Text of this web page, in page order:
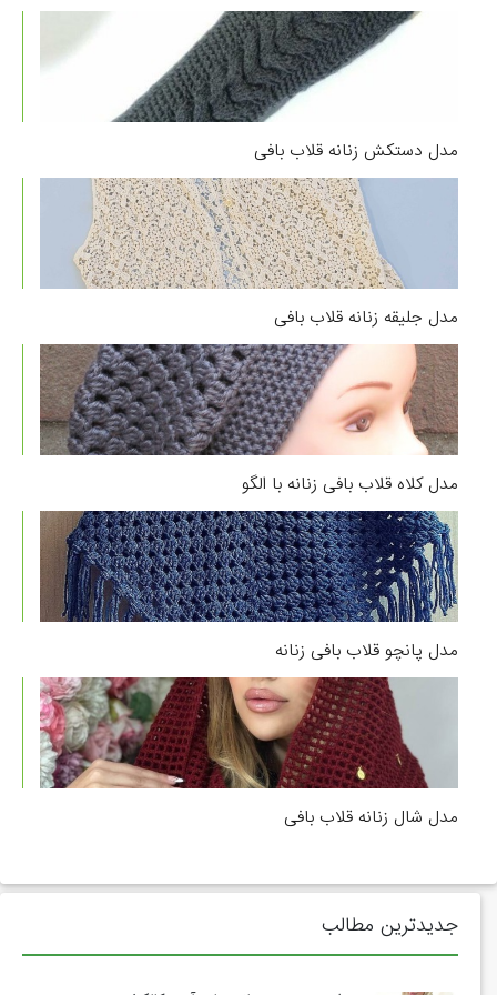
مدل دستکش زنانه قلاب بافی
مدل جلیقه زنانه قلاب بافی
مدل کلاه قلاب بافی زنانه با الگو
مدل پانچو قلاب بافی زنانه
مدل شال زنانه قلاب بافی
جدیدترین مطالب